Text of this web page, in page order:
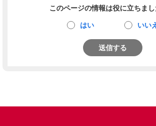
このページの情報は役に立ちまし
はい いいえ
送信する